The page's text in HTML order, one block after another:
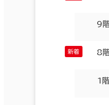
9
8
1